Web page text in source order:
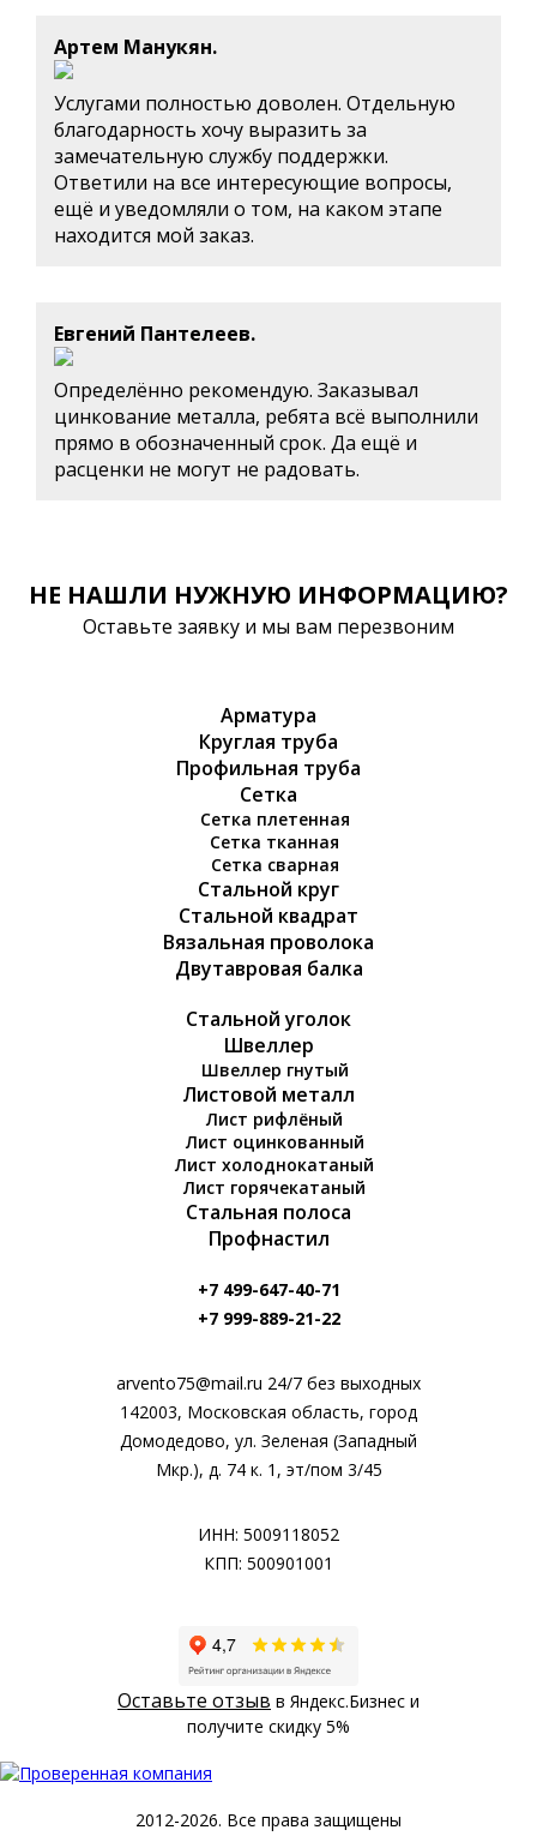
Артем Манукян.
Услугами полностью доволен. Отдельную
благодарность хочу выразить за
замечательную службу поддержки.
Ответили на все интересующие вопросы,
ещё и уведомляли о том, на каком этапе
находится мой заказ.
Евгений Пантелеев.
Определённо рекомендую. Заказывал
цинкование металла, ребята всё выполнили
прямо в обозначенный срок. Да ещё и
расценки не могут не радовать.
НЕ НАШЛИ НУЖНУЮ ИНФОРМАЦИЮ?
Оставьте заявку и мы вам перезвоним
Арматура
Круглая труба
Профильная труба
Сетка
Сетка плетенная
Сетка тканная
Сетка сварная
Стальной круг
Стальной квадрат
Вязальная проволока
Двутавровая балка
Стальной уголок
Швеллер
Швеллер гнутый
Листовой металл
Лист рифлёный
Лист оцинкованный
Лист холоднокатаный
Лист горячекатаный
Стальная полоса
Профнастил
+7 499-647-40-71
+7 999-889-21-22
arvento75@mail.ru 24/7 без выходных
142003, Московская область, город
Домодедово, ул. Зеленая (Западный
Мкр.), д. 74 к. 1, эт/пом 3/45
ИНН: 5009118052
КПП: 500901001
Оставьте отзыв в Яндекс.Бизнес и
получите скидку 5%
2012-2026. Все права защищены